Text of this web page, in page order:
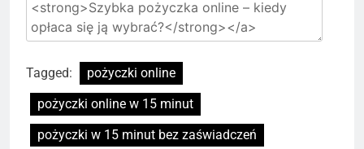
Tagged:
pożyczki online
pożyczki online w 15 minut
pożyczki w 15 minut bez zaświadczeń